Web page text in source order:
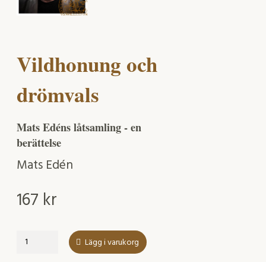
Vildhonung och
drömvals
Mats Edéns låtsamling - en
berättelse
Mats Edén
167 kr
Vildhonung
Lägg i varukorg